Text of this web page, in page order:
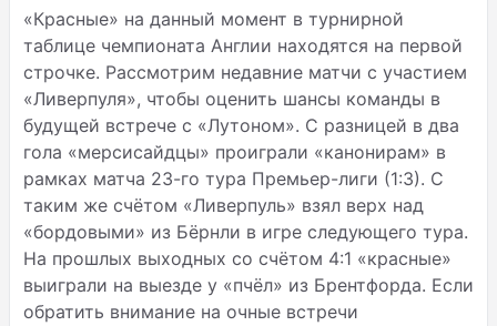
«Красные» на данный момент в турнирной
таблице чемпионата Англии находятся на первой
строчке. Рассмотрим недавние матчи с участием
«Ливерпуля», чтобы оценить шансы команды в
будущей встрече с «Лутоном». С разницей в два
гола «мерсисайдцы» проиграли «канонирам» в
рамках матча 23-го тура Премьер-лиги (1:3). С
таким же счётом «Ливерпуль» взял верх над
«бордовыми» из Бёрнли в игре следующего тура.
На прошлых выходных со счётом 4:1 «красные»
выиграли на выезде у «пчёл» из Брентфорда. Если
обратить внимание на очные встречи